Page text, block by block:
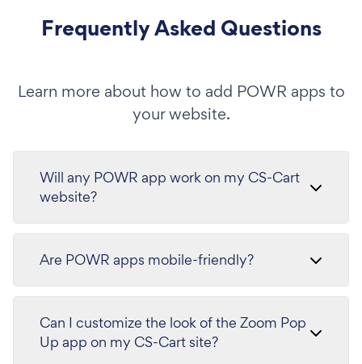
Frequently Asked Questions
Learn more about how to add POWR apps to
your website.
Will any POWR app work on my CS-Cart
website?
Are POWR apps mobile-friendly?
Can I customize the look of the Zoom Pop
Up app on my CS-Cart site?